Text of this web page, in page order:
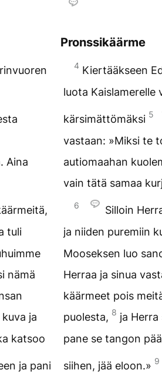
Aina
tuli
nämä
ja
katsoo
ja pani
Pronssikäärme
4 Kiertääkseen
luota Kaislamerelle
kärsimättömäksi 5
vastaan: »Miksi te
autiomaahan
vain tätä samaa
6
Silloin
ja niiden puremiin
Mooseksen luo
Herraa ja sinua
käärmeet pois
puolesta, 8 ja Herra
pane se tangon
siihen, jää eloon.» 9